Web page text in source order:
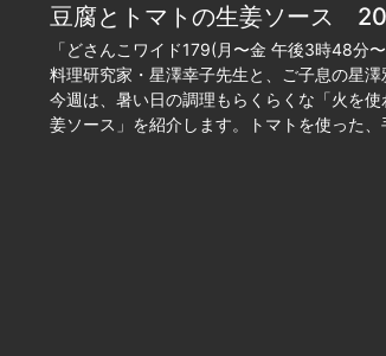
豆腐とトマトの生姜ソース
「どさんこワイド179(月〜金 午後3時48分
料理研究家・星澤幸子先生と、ご子息の星
今週は、暑い日の調理もらくらくな「火を
姜ソース」を紹介します。トマトを使った